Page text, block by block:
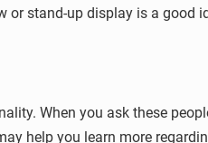
or stand-up display is a good
When you ask these
help you learn more